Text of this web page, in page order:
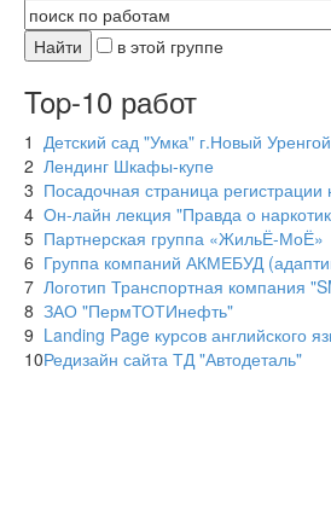
в этой группе
Top-10 работ
1 Детский сад "Умка" г.Новый Уренгой
2 Лендинг Шкафы-купе
3 Посадочная страница регистрации
4 Он-лайн лекция "Правда о
5 Партнерская группа «ЖильЁ-МоЁ»
6 Группа компаний АКМЕБУД
7 Логотип Транспортная компания
8 ЗАО "ПермТОТИнефть"
9 Landing Page курсов английского
10Редизайн сайта ТД "Автодеталь"